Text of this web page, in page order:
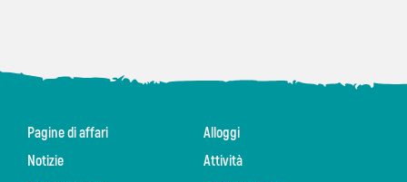
Pagine di affari
Notizie
Alloggi
Attività